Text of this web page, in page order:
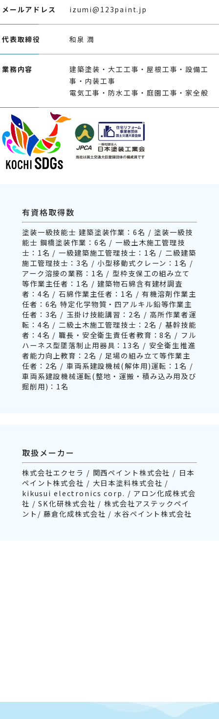
メールアドレス izumi@123paint.jp
代表取締役 和泉 潤
業務内容
建築塗装・大工工事・屋根工事・設備工
事・内装工事
電気工事・防水工事・庭園工事・家全般
有資格取得数
塗装一級技能士 建築塗装作業：6名 / 塗装一級技
能士 鋼橋塗装作業：6名 / 一級土木施工管理技
士：1名 / 一級建築施工管理技士：1名 / 二級建築
施工管理技士：3名 / 小型移動式クレーン：1名 /
アーク溶接の業務：1名 / 型枠支保工の組み立て
等作業主任者：1名 / 建築物石綿含有建材調査
者：4名 / 石綿作業主任者：1名 / 有機溶剤作業主
任者：6名 特定化学物質・四アルキル鉛等作業主
任者：3名 / 玉掛け技能講習：2名 / 高所作業者運
転：4名 / 二級土木施工管理技士：2名 / 基幹技能
者：4名 / 職長・安全衛生責任者教育：8名 / フル
ハーネス型墜落制止用器具：13名 / 安全衛生推進
者能力向上教育：2名 / 足場の組み立て等作業主
任者：2名 / 車両系建設機械(解体用)運転：1名 /
車両系建設機械運転(整地・運搬・積み込み用及び
掘削用)：1名
取扱メーカー
株式会社エクセラ / 関西ペイント株式会社 / 日本
ペイント株式会社 / 大日本塗料株式会社 /
kikusui electronics corp. / アロン化成株式会
社 / SK化研株式会社 / 株式会社アステックペイ
ント/ 藤倉化成株式会社 / 水谷ペイント株式会社